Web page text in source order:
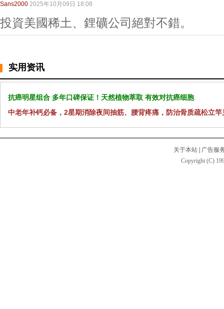
Sans2000 2025年10月09日 18:08
投資美國稀土、鋰礦公司絕對不錯。
实用资讯
抗癌明星组合 多年口碑保证！天然植物萃取 有效对抗癌细胞
中老年补钙必备，2星期消除夜间抽筋、腰背疼痛，防治骨质疏松立竿
关于本站
广告服
Copyright (C)